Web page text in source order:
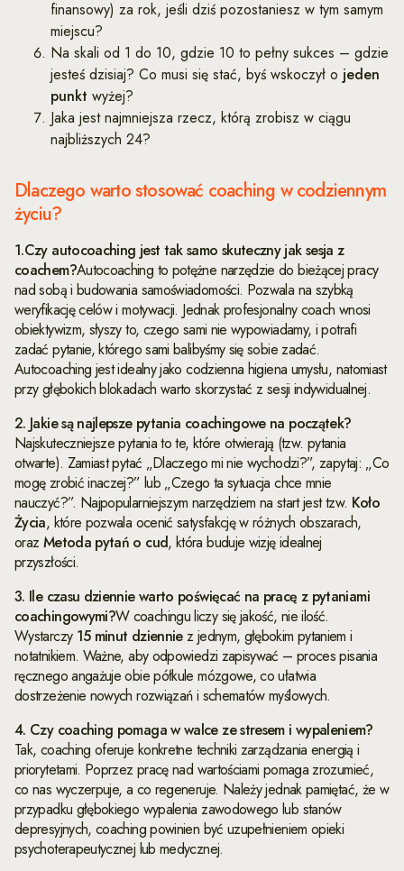
finansowy) za rok, jeśli dziś pozostaniesz w tym samym
miejscu?
Na skali od 1 do 10, gdzie 10 to pełny sukces – gdzie
jesteś dzisiaj? Co musi się stać, byś wskoczył o jeden
punkt wyżej?
Jaka jest najmniejsza rzecz, którą zrobisz w ciągu
najbliższych 24?
Dlaczego warto stosować coaching w codziennym
życiu?
1.Czy autocoaching jest tak samo skuteczny jak sesja z
coachem?Autocoaching to potężne narzędzie do bieżącej pracy
nad sobą i budowania samoświadomości. Pozwala na szybką
weryfikację celów i motywacji. Jednak profesjonalny coach wnosi
obiektywizm, słyszy to, czego sami nie wypowiadamy, i potrafi
zadać pytanie, którego sami balibyśmy się sobie zadać.
Autocoaching jest idealny jako codzienna higiena umysłu, natomiast
przy głębokich blokadach warto skorzystać z sesji indywidualnej.
2. Jakie są najlepsze pytania coachingowe na początek?
Najskuteczniejsze pytania to te, które otwierają (tzw. pytania
otwarte). Zamiast pytać „Dlaczego mi nie wychodzi?”, zapytaj: „Co
mogę zrobić inaczej?” lub „Czego ta sytuacja chce mnie
nauczyć?”. Najpopularniejszym narzędziem na start jest tzw. Koło
Życia, które pozwala ocenić satysfakcję w różnych obszarach,
oraz Metoda pytań o cud, która buduje wizję idealnej
przyszłości.
3. Ile czasu dziennie warto poświęcać na pracę z pytaniami
coachingowymi?W coachingu liczy się jakość, nie ilość.
Wystarczy 15 minut dzienniez jednym, głębokim pytaniem i
notatnikiem. Ważne, aby odpowiedzi zapisywać – proces pisania
ręcznego angażuje obie półkule mózgowe, co ułatwia
dostrzeżenie nowych rozwiązań i schematów myślowych.
4. Czy coaching pomaga w walce ze stresem i wypaleniem?
Tak, coaching oferuje konkretne techniki zarządzania energią i
priorytetami. Poprzez pracę nad wartościami pomaga zrozumieć,
co nas wyczerpuje, a co regeneruje. Należy jednak pamiętać, że w
przypadku głębokiego wypalenia zawodowego lub stanów
depresyjnych, coaching powinien być uzupełnieniem opieki
psychoterapeutycznej lub medycznej.